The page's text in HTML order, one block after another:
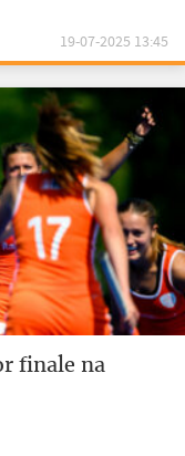
19-07-2025 13:45
finale na